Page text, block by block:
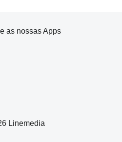
Linemedia
as nossas Apps